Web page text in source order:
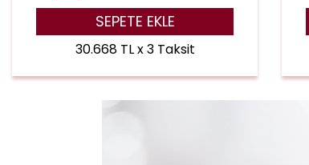
SEPETE EKLE
30.668 TL x 3 Taksit